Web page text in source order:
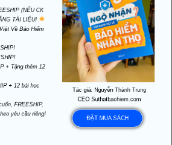
Của Bộ Tiêu Chuẩn
Hiểm Chuyên Nghiệp
Tin tức bảo hiểm/ Bởi
Tháng 6 28, 2024
(NẾU CK
TÀI LIỆU!
Về Bảo Hiểm
3 cuốn: Chỉ 330k – FREESHIP!
+ Tặng thêm 12
+ 12 bài học
FREESHIP,
yêu cầu riêng!
Tác giả: Nguyễn Thành Trung
CEO Suthatbaohiem.com
ĐẶT MUA SÁCH